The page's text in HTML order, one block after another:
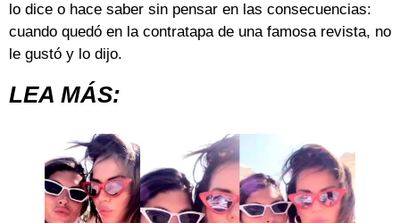
lo dice o hace saber sin pensar en las consecuencias:
cuando quedó en la contratapa de una famosa revista, no
le gustó y lo dijo.
LEA MÁS: